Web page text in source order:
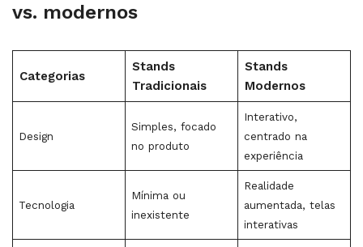
vs. modernos
Categorias
Stands
Tradicionais
Stands
Modernos
Design
Simples, focado
no produto
Interativo,
centrado na
experiência
Tecnologia
Mínima ou
inexistente
Realidade
aumentada, telas
interativas